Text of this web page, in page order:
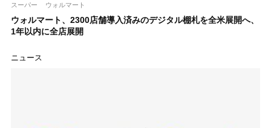
スーパー
ウォルマート
ウォルマート、2300店舗導入済みのデジタル棚札を全米展開へ、
1年以内に全店展開
ニュース